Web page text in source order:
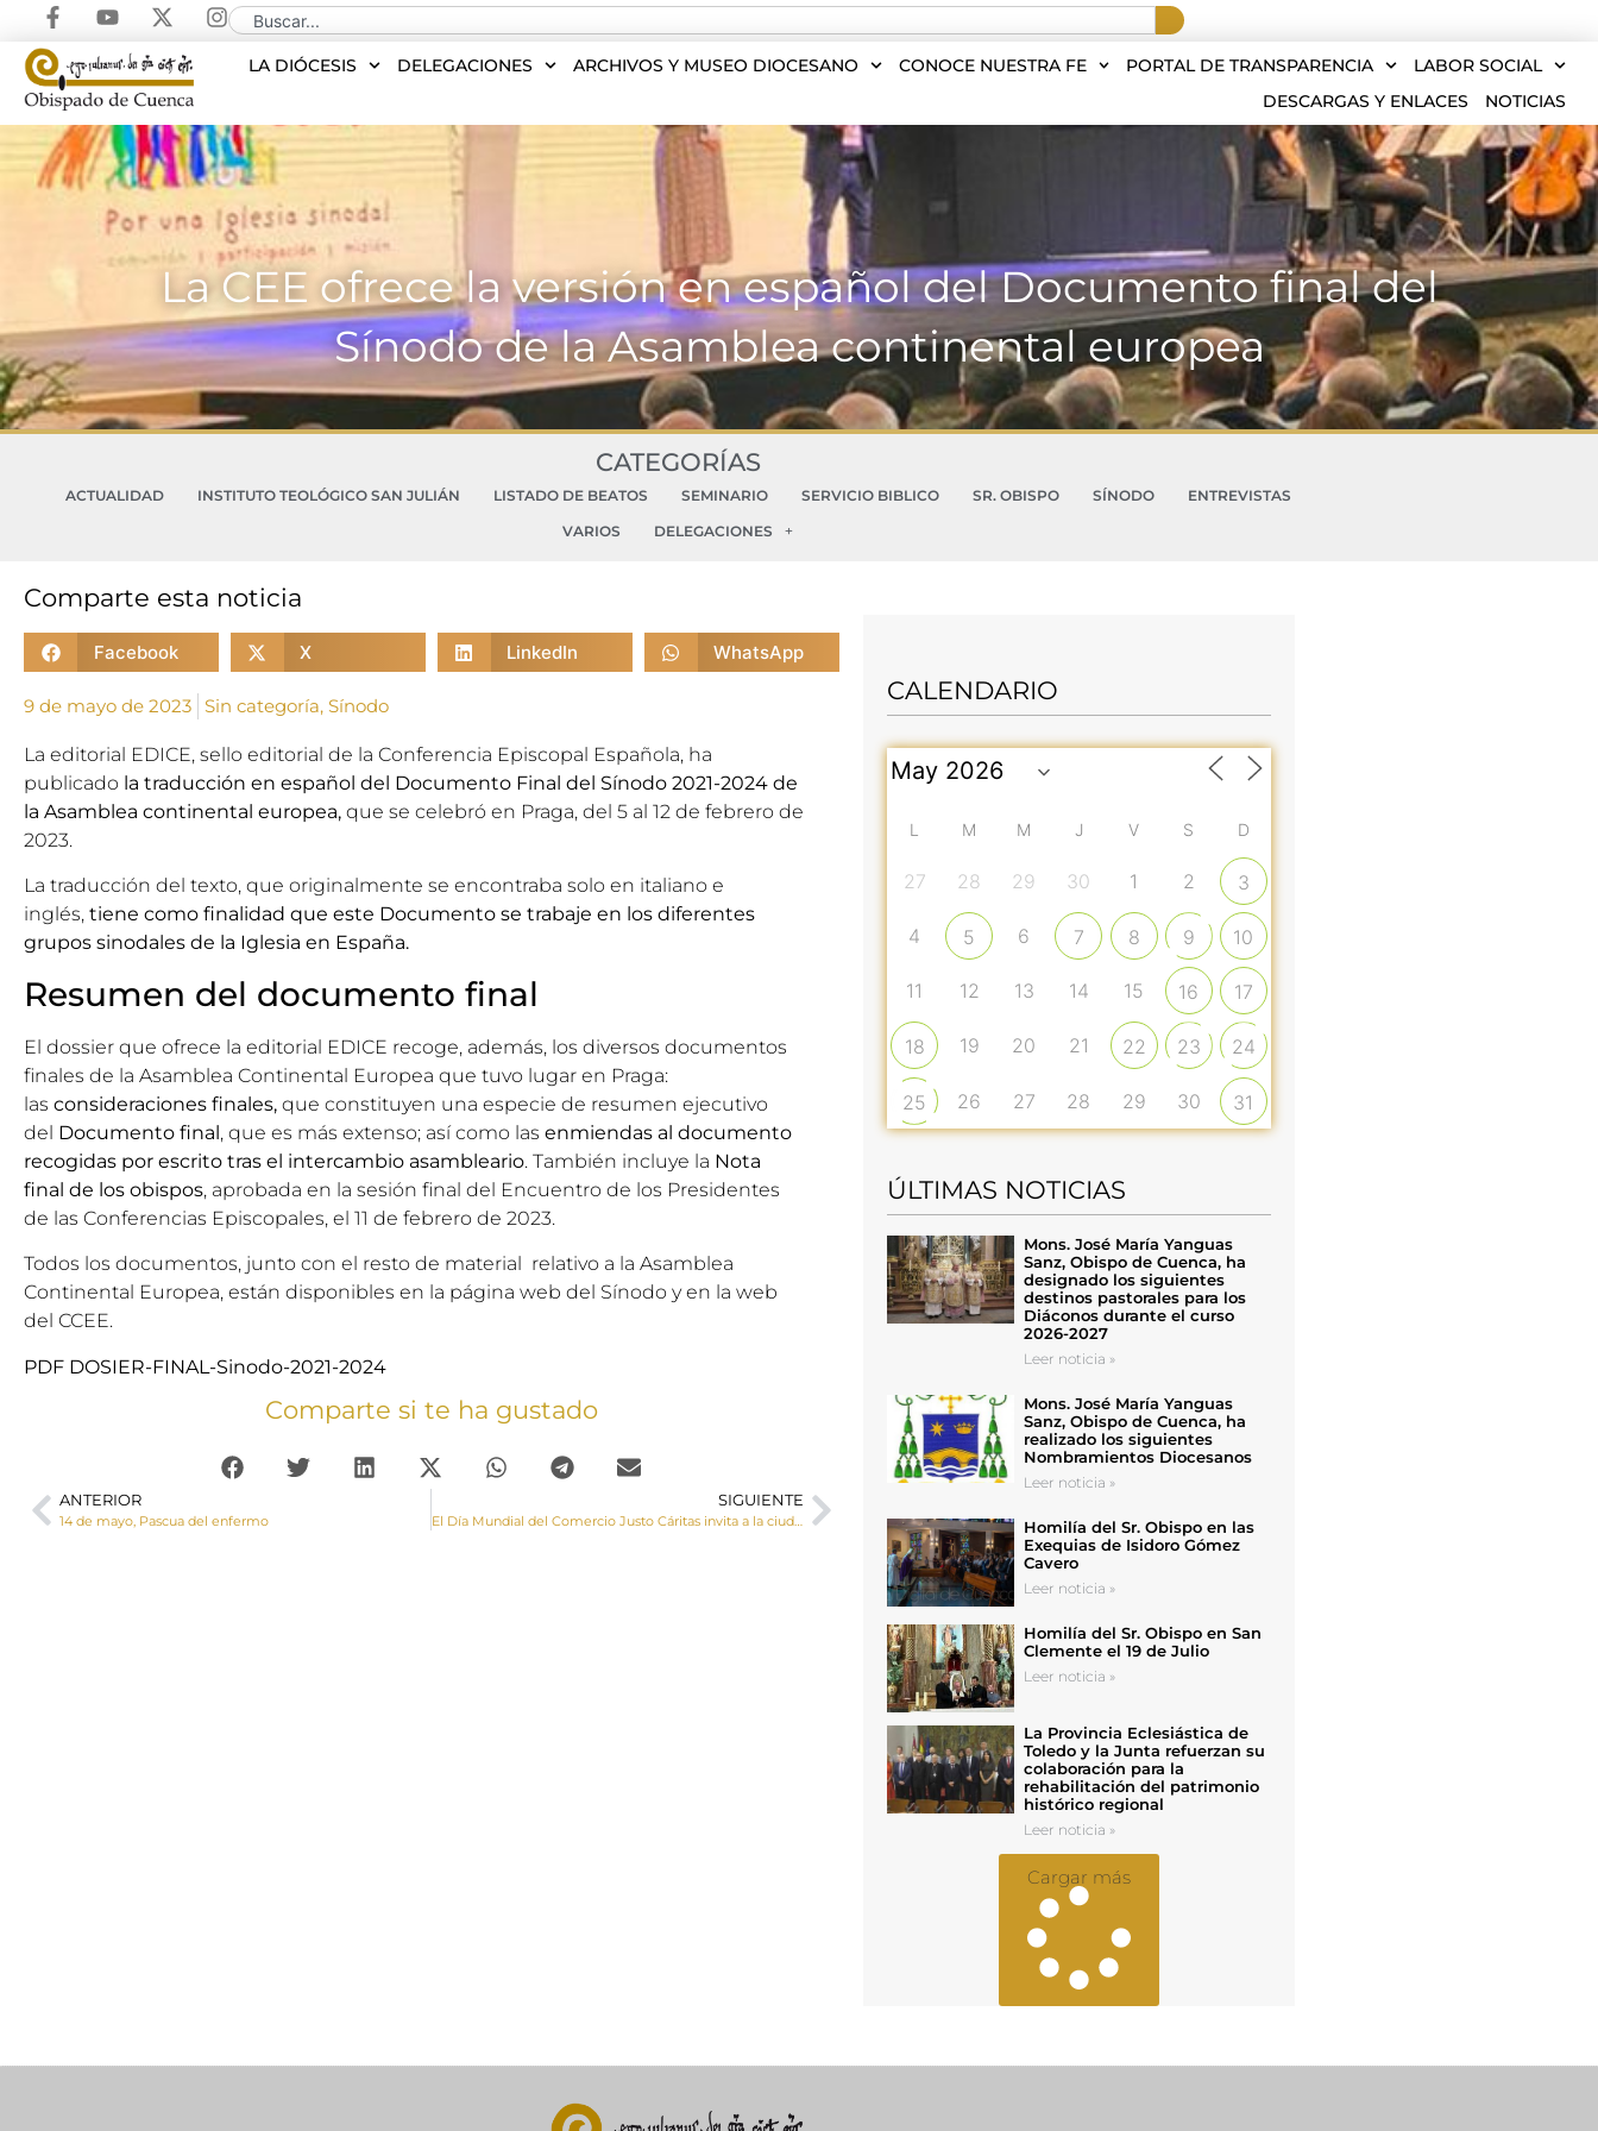
LA DIÓCESIS DELEGACIONES ARCHIVOS Y MUSEO DIOCESANO CONOCE NUESTRA FE PORTAL DE TRANSPARENCIA
LABOR SOCIAL
DESCARGAS Y ENLACES
NOTICIAS
La CEE ofrece la versión en español del Documento final del
Sínodo de la Asamblea continental europea
CATEGORÍAS
ACTUALIDAD INSTITUTO TEOLÓGICO SAN JULIÁN LISTADO DE BEATOS SEMINARIO SERVICIO BIBLICO SR. OBISPO SÍNODO
ENTREVISTAS
VARIOS
DELEGACIONES
Comparte esta noticia
Facebook X LinkedIn WhatsApp
9 de mayo de 2023 Sin categoría, Sínodo
La editorial EDICE, sello editorial de la Conferencia Episcopal Española, ha
publicado la traducción en español del Documento Final del Sínodo 2021-2024 de
la Asamblea continental europea, que se celebró en Praga, del 5 al 12 de febrero de
2023.
La traducción del texto, que originalmente se encontraba solo en italiano e
inglés, tiene como finalidad que este Documento se trabaje en los diferentes
grupos sinodales de la Iglesia en España.
Resumen del documento final
El dossier que ofrece la editorial EDICE recoge, además, los diversos documentos
finales de la Asamblea Continental Europea que tuvo lugar en Praga:
las consideraciones finales, que constituyen una especie de resumen ejecutivo
del Documento final, que es más extenso; así como las enmiendas al documento
recogidas por escrito tras el intercambio asambleario. También incluye la Nota
final de los obispos, aprobada en la sesión final del Encuentro de los Presidentes
de las Conferencias Episcopales, el 11 de febrero de 2023.
Todos los documentos, junto con el resto de material relativo a la Asamblea
Continental Europea, están disponibles en la página web del Sínodo y en la web
del CCEE.
PDF DOSIER-FINAL-Sinodo-2021-2024
Comparte si te ha gustado
ANTERIOR
14 de mayo, Pascua del enfermo
SIGUIENTE
El Día Mundial del Comercio Justo Cáritas invita a la ciudadanía a conocer productos que “le sientan bien a todo el mundo”
CALENDARIO
L M M J V S D
27 28 29 30 1 2 3
4 5 6 7 8 9 10
11 12 13 14 15 16 17
18 19 20 21 22 23 24
25 26 27 28 29 30 31
ÚLTIMAS NOTICIAS
Mons. José María Yanguas
Sanz, Obispo de Cuenca, ha
designado los siguientes
destinos pastorales para los
Diáconos durante el curso
2026-2027
Leer noticia »
Mons. José María Yanguas
Sanz, Obispo de Cuenca, ha
realizado los siguientes
Nombramientos Diocesanos
Leer noticia »
Homilía del Sr. Obispo en las
Exequias de Isidoro Gómez
Cavero
Leer noticia »
Homilía del Sr. Obispo en San
Clemente el 19 de Julio
Leer noticia »
La Provincia Eclesiástica de
Toledo y la Junta refuerzan su
colaboración para la
rehabilitación del patrimonio
histórico regional
Leer noticia »
Cargar más